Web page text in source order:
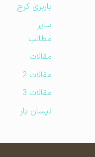
باربری کرج
مطالب
مقالات
مقالات 2
مقالات 3
نیسان بار